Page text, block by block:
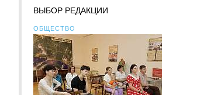
ВЫБОР РЕДАКЦИИ
ОБЩЕСТВО